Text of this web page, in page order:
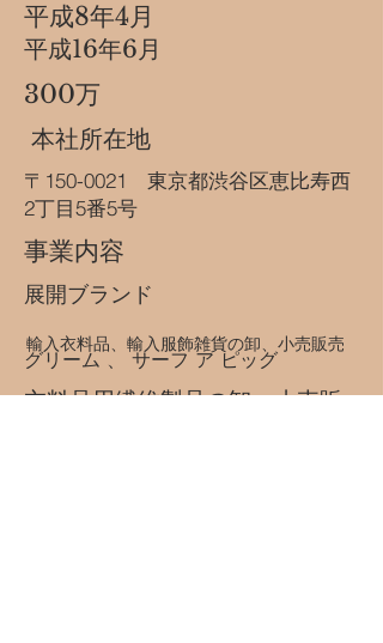
​ 本社所在地
​事業内容
​展開ブランド
​平成8年4月
​平成16年6月
​300万
​〒150-0021 東京都渋谷区恵比寿西
2丁目5番5号
衣料品用繊維製品の卸、小売販
輸入衣料品、輸入服飾雑貨の卸、小売販売
​グリーム 、 サーフ ア ピッグ